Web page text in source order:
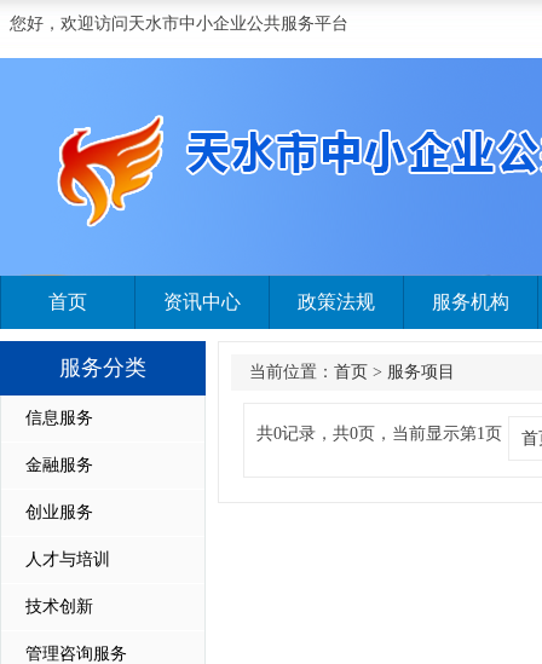
您好，欢迎访问天水市中小企业公共服务平台
首页 资讯中心 政策法规 服务机构
服务分类
信息服务
金融服务
创业服务
人才与培训
技术创新
管理咨询服务
当前位置： 首页 > 服务项目
共0记录，共0页，当前显示第1页 首